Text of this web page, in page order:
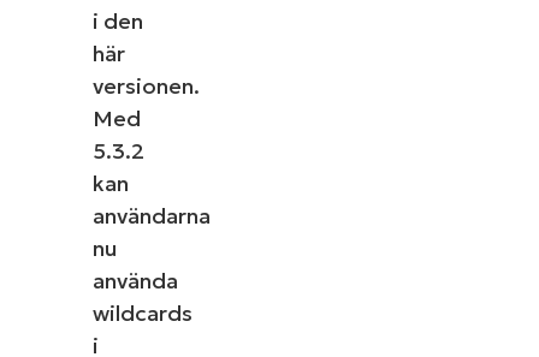
i den
här
versionen.
Med
5.3.2
kan
användarna
nu
använda
wildcards
i